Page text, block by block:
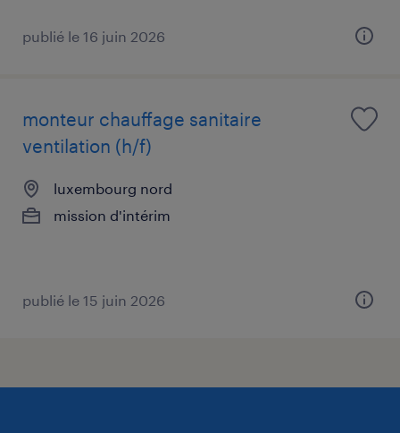
publié le 16 juin 2026
monteur chauffage sanitaire
ventilation (h/f)
luxembourg nord
mission d'intérim
publié le 15 juin 2026